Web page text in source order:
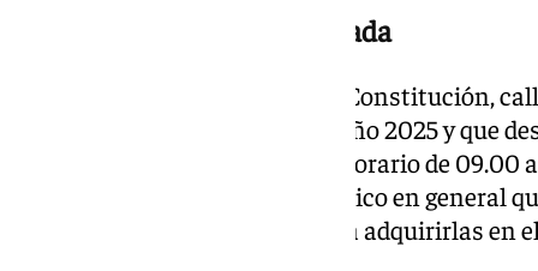
Horarios de compra anticipada
Lunes 1 de junio: Avenida de la Constitución,
Arzobispal). Los abonados del año 2025 y que
pueden adquirir los tickets en horario de 09.00
boletos del año anterior. El público en general
anteriormente detallados podrá adquirirlas en